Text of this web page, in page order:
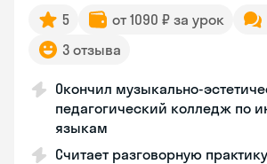
5 от 1090 ₽ за урок
3 отзыва
Окончил музыкально-
педагогический колледж по
языкам
Считает разговорную